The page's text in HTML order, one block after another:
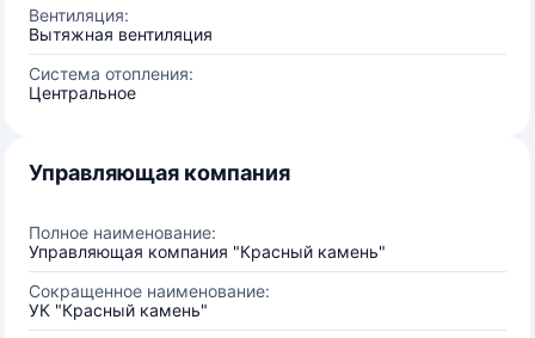
Вентиляция:
Вытяжная вентиляция
Система отопления:
Центральное
Управляющая компания
Полное наименование:
Управляющая компания "Красный камень"
Сокращенное наименование:
УК "Красный камень"